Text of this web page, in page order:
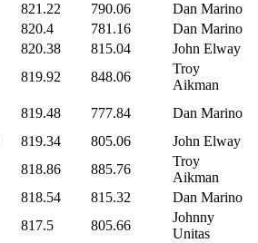
821.22 790.06
Dan Marino
820.4 781.16
Dan Marino
820.38 815.04
John Elway
819.92 848.06
Troy
Aikman
819.48 777.84
Dan Marino
819.34 805.06
John Elway
818.86 885.76
Troy
Aikman
818.54 815.32
Dan Marino
817.5 805.66
Johnny
Unitas